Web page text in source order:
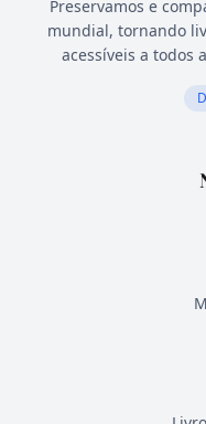
Preservamos e
mundial, tornando
acessíveis a todos